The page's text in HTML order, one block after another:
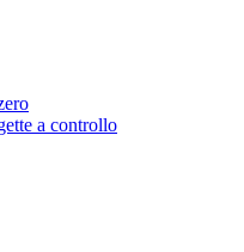
a controllo